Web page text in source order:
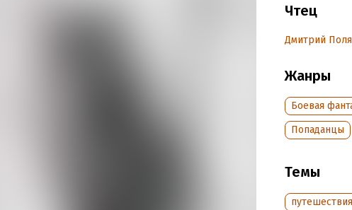
корабле
Подробная
Дата
Год издания:
Чтец
Дмитрий
Жанры
Боевая
Попаданцы
Темы